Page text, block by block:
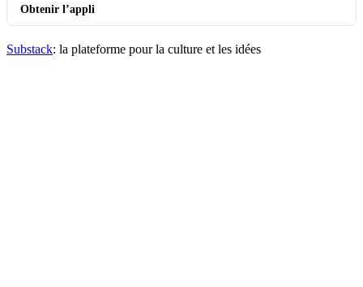
Obtenir l’appli
Substack: la plateforme pour la culture et les idées